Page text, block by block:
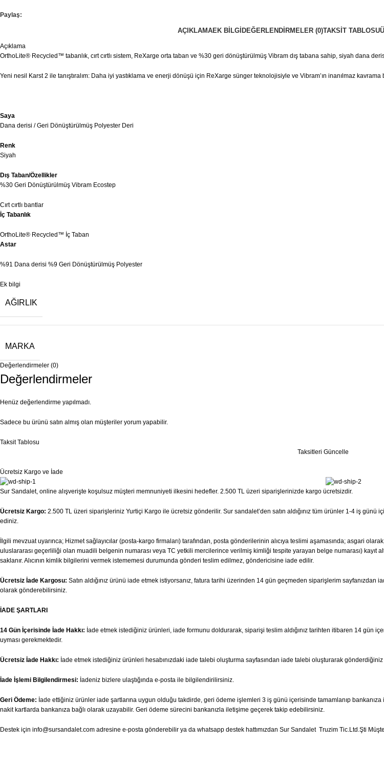
Paylaş:
AÇIKLAMAEK BILGIDEĞERLENDIRMELER (0)TAKSIT TABLOSU
Açıklama
OrthoLite® Recycled™ tabanlık, cırt cırtlı sistem, ReXarge orta taban ve %30 geri dönüştürülmüş Vibram dış tabana sahip, siyah dana derisi
Yeni nesil Karst 2 ile tanıştıralım: Daha iyi yastıklama ve enerji dönüşü için ReXarge sünger teknolojisiyle ve Vibram’ın inanılmaz kavrama
Saya
Dana derisi / Geri Dönüştürülmüş Polyester Deri
Renk
Siyah
Dış Taban/Özellikler
%30 Geri Dönüştürülmüş Vibram Ecostep
Cırt cırtlı bantlar
İç Tabanlık
OrthoLite® Recycled™ İç Taban
Astar
%91 Dana derisi %9 Geri Dönüştürülmüş Polyester
Ek bilgi
AĞIRLIK
MARKA
Değerlendirmeler (0)
Değerlendirmeler
Henüz değerlendirme yapılmadı.
Sadece bu ürünü satın almış olan müşteriler yorum yapabilir.
Taksit Tablosu
Taksitleri Güncelle
Ücretsiz Kargo ve İade
Sur Sandalet, online alışverişte koşulsuz müşteri memnuniyeti ilkesini hedefler. 2.500 TL üzeri siparişlerinizde kargo ücretsizdir.
Ücretsiz Kargo: 2.500 TL üzeri siparişleriniz Yurtiçi Kargo ile ücretsiz gönderilir. Sur sandalet’den satın aldığınız tüm ürünler 1-4 iş
ediniz.
İlgili mevzuat uyarınca; Hizmet sağlayıcılar (posta-kargo firmaları) tarafından, posta gönderilerinin alıcıya teslimi aşamasında; asgari
uluslararası geçerliliği olan muadili belgenin numarası veya TC yetkili mercilerince verilmiş kimliği tespite yarayan belge numarası) kayıt
saklanır. Alıcının kimlik bilgilerini vermek istememesi durumunda gönderi teslim edilmez, göndericisine iade edilir.
Ücretsiz İade Kargosu: Satın aldığınız ürünü iade etmek istiyorsanız, fatura tarihi üzerinden 14 gün geçmeden siparişlerim
olarak gönderebilirsiniz.
İADE ŞARTLARI
14 Gün İçerisinde İade Hakkı: İade etmek istediğiniz ürünleri, iade formunu doldurarak, siparişi teslim aldığınız tarihten itibaren 14
uyması gerekmektedir.
Ücretsiz İade Hakkı: İade etmek istediğiniz ürünleri hesabınızdaki iade talebi oluşturma sayfasından iade talebi oluşturarak
İade İşlemi Bilgilendirmesi: İadeniz bizlere ulaştığında e-posta ile bilgilendirilirsiniz.
Geri Ödeme: İade ettiğiniz ürünler iade şartlarına uygun olduğu takdirde, geri ödeme işlemleri 3 iş günü içerisinde tamamlanıp
nakit kartlarda bankanıza bağlı olarak uzayabilir. Geri ödeme sürecini bankanızla iletişime geçerek takip edebilirsiniz.
Destek için info@sursandalet.com adresine e-posta gönderebilir ya da whatsapp destek hattımızdan Sur Sandalet Truzim Tic.Ltd.Şti